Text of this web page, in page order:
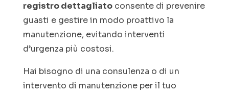
registro dettagliatoconsente di prevenire
guasti e gestire in modo proattivo la
manutenzione, evitando interventi
d’urgenza più costosi.
Hai bisogno di una consulenza o di un
intervento di manutenzione per il tuo